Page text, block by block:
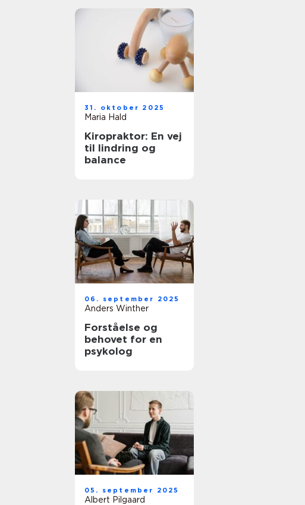
31. oktober 2025
Maria Hald
Kiropraktor: En vej
til lindring og
balance
06. september 2025
Anders Winther
Forståelse og
behovet for en
psykolog
05. september 2025
Albert Pilgaard